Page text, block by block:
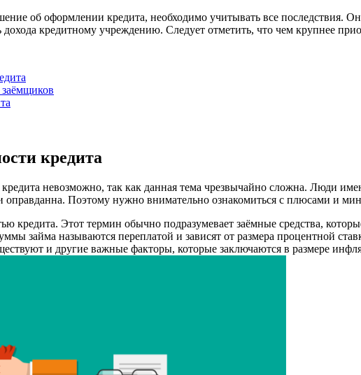
об оформлении кредита, необходимо учитывать все последствия.
дохода кредитному учреждению. Следует отметить, что чем крупнее
кредита
невозможно, так как данная тема чрезвычайно сложна. Люди
Поэтому нужно внимательно ознакомиться с плюсами и
кредита. Этот термин обычно подразумевает заёмные средства,
займа называются переплатой и зависят от размера процентной
и другие важные факторы, которые заключаются в размере